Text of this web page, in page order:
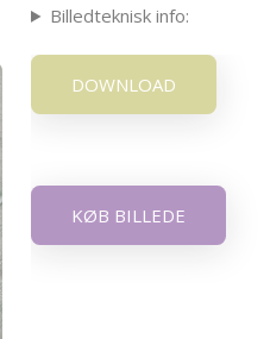
Billedteknisk info:
DOWNLOAD
KØB BILLEDE